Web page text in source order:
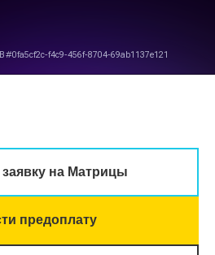
на Матрицы
предоплату